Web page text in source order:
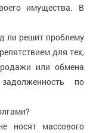
имущества. В
ли решит проблему
для тех,
или обмена
по
носят массового